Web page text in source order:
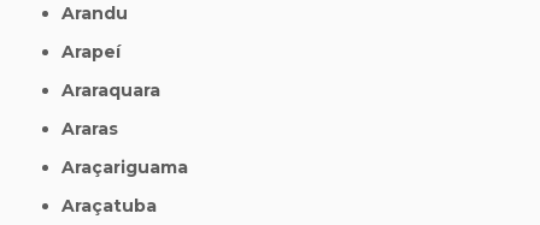
Arandu
Arapeí
Araraquara
Araras
Araçariguama
Araçatuba